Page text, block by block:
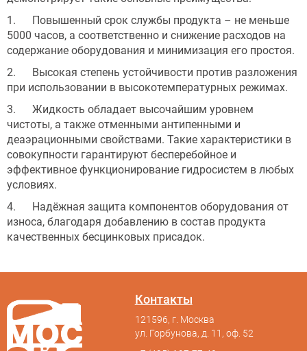
1. Повышенный срок службы продукта – не меньше
5000 часов, а соответственно и снижение расходов на
содержание оборудования и минимизация его простоя.
2. Высокая степень устойчивости против разложения
при использовании в высокотемпературных режимах.
3. Жидкость обладает высочайшим уровнем
чистоты, а также отменными антипенными и
деаэрационными свойствами. Такие характеристики в
совокупности гарантируют бесперебойное и
эффективное функционирование гидросистем в любых
условиях.
4. Надёжная защита компонентов оборудования от
износа, благодаря добавлению в состав продукта
качественных бесцинковых присадок.
Контакты
121596, г. Москва
ул. Горбунова, д. 11, оф. 52